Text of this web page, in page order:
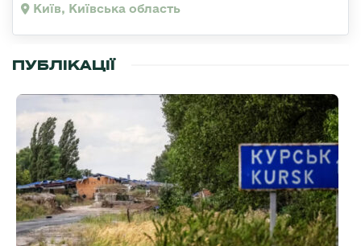
Київ, Київська область
ПУБЛІКАЦІЇ